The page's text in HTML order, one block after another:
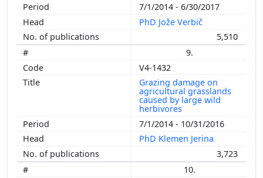
7/1/2014 - 6/30/2017
PhD Jože Verbič
5,510
9.
V4-1432
Grazing damage on
agricultural grasslands
caused by large wild
herbivores
7/1/2014 - 10/31/2016
PhD Klemen Jerina
3,723
10.